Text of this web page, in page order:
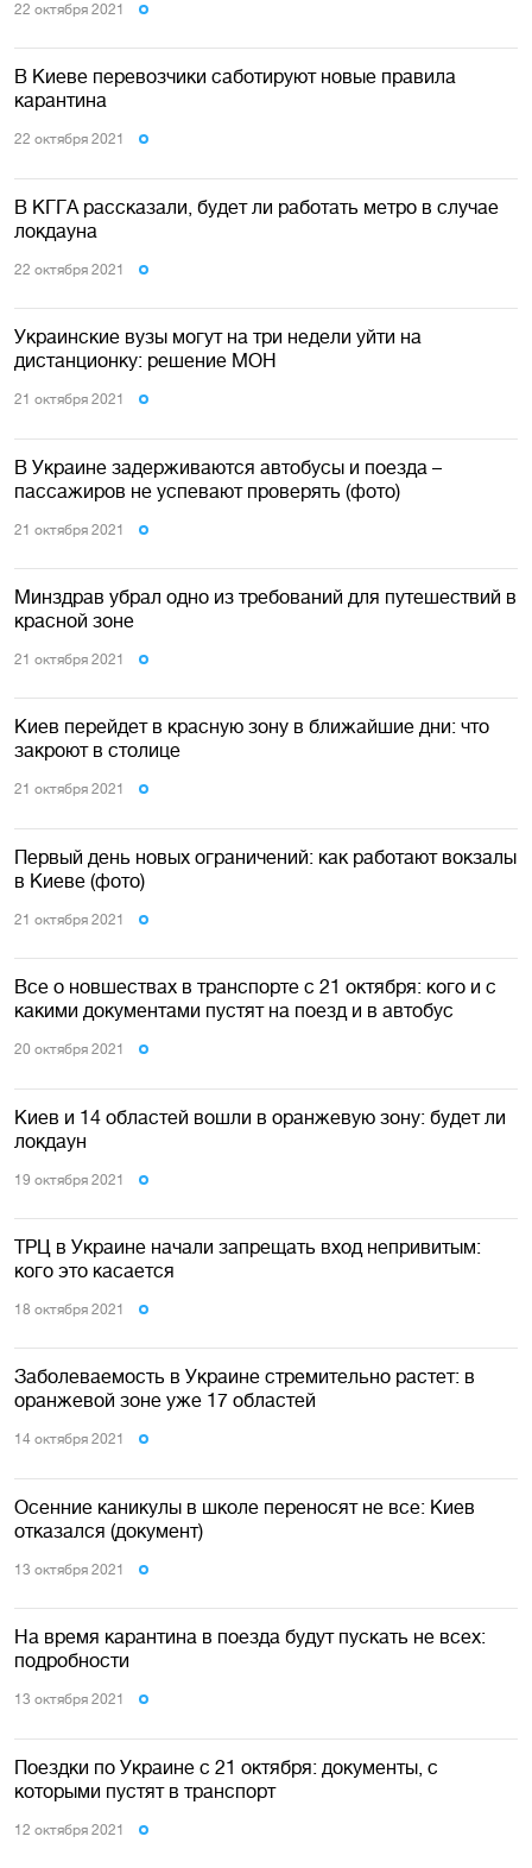
22 октября 2021
В Киеве перевозчики саботируют новые правила
карантина
22 октября 2021
В КГГА рассказали, будет ли работать метро в случае
локдауна
22 октября 2021
Украинские вузы могут на три недели уйти на
дистанционку: решение МОН
21 октября 2021
В Украине задерживаются автобусы и поезда –
пассажиров не успевают проверять (фото)
21 октября 2021
Минздрав убрал одно из требований для путешествий в
красной зоне
21 октября 2021
Киев перейдет в красную зону в ближайшие дни: что
закроют в столице
21 октября 2021
Первый день новых ограничений: как работают вокзалы
в Киеве (фото)
21 октября 2021
Все о новшествах в транспорте с 21 октября: кого и с
какими документами пустят на поезд и в автобус
20 октября 2021
Киев и 14 областей вошли в оранжевую зону: будет ли
локдаун
19 октября 2021
ТРЦ в Украине начали запрещать вход непривитым:
кого это касается
18 октября 2021
Заболеваемость в Украине стремительно растет: в
оранжевой зоне уже 17 областей
14 октября 2021
Осенние каникулы в школе переносят не все: Киев
отказался (документ)
13 октября 2021
На время карантина в поезда будут пускать не всех:
подробности
13 октября 2021
Поездки по Украине с 21 октября: документы, с
которыми пустят в транспорт
12 октября 2021